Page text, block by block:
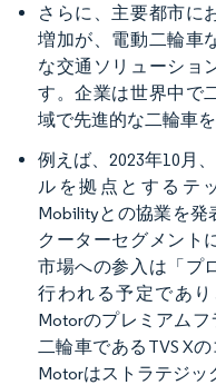
さらに、主要都市に
増加が、電動二輪車
な交通ソリューショ
す。企業は世界中で
域で先進的な二輪車
例えば、2023年10月
ルを拠点とするテ
Mobilityとの協業を発
クーターセグメント
市場への参入は「プ
行われる予定であり
Motorのプレミアム
二輪車であるTVS X
Motorはストラテジッ